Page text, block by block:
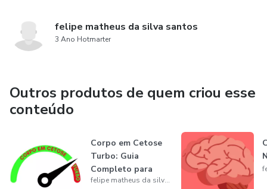
em gorduras boas, como coco, abacate e chocolate
amargo, são os
Prepare-se para descobrir que é possível comer doces e,
ao mesmo
tempo, seguir firme nos seus objetivos de emagrecimento
e saúde
felipe matheus da silva santos
3 Ano Hotmarter
Outros produtos de quem criou esse
conteúdo
Corpo em Cetose
Turbo: Guia
Completo para
Emagrecimento
felipe matheus da silva santos